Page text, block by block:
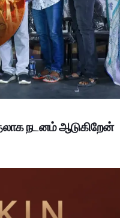
நடனம் ஆடுகிறேன்